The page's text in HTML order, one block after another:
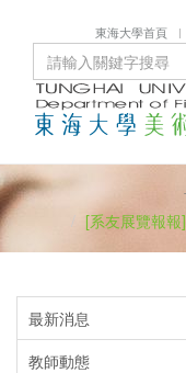
東海大學首頁
[系友展覽報
最新消息
教師動態